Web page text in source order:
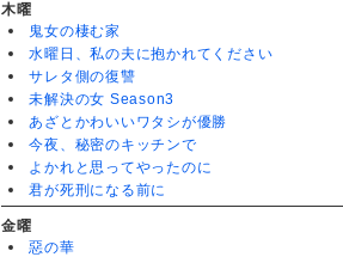
木曜
鬼女の棲む家
水曜日、私の夫に抱かれてください
サレタ側の復讐
未解決の女 Season3
あざとかわいいワタシが優勝
今夜、秘密のキッチンで
よかれと思ってやったのに
君が死刑になる前に
金曜
惡の華